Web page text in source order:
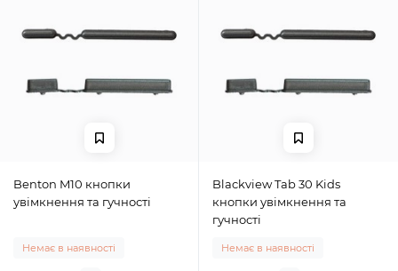
Benton M10 кнопки
увімкнення та гучності
Немає в наявності
Blackview Tab 30 Kids
кнопки увімкнення та
гучності
Немає в наявності